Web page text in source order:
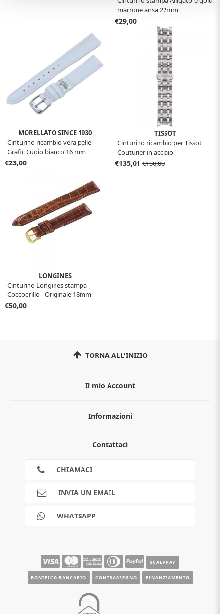
marrone ansa 22mm
€29,00
MORELLATO SINCE 1930
Cinturino ricambio vera pelle
Grafic Cuoio bianco 16 mm
€23,00
TISSOT
Cinturino ricambio per Tissot
Couturier in acciaio
€135,01 €150,00
LONGINES
Cinturino Longines stampa
Coccodrillo - Originale 18mm
€50,00
TORNA ALL'INIZIO
Il mio Account
Informazioni
Guida all'acquisto
Scalapay
Contattaci
CHIAMACI
INVIA UN EMAIL
WHATSAPP
SCALAPAY
BONIFICO BANCARIO CONTRASSEGNO FINANZIAMENTO